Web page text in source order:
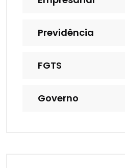
Previdência
FGTS
Governo